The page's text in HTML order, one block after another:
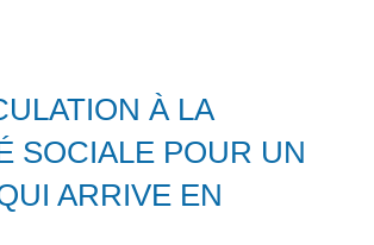
À LA
SOCIALE POUR UN
ARRIVE EN